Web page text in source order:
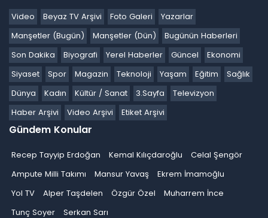
Video Beyaz TV Arşivi Foto Galeri
Yazarlar
Manşetler (Bugün)
Manşetler (Dün)
Bugünün Haberleri
Son Dakika
Biyografi Yerel Haberler Güncel
Ekonomi
Siyaset
Spor Magazin Teknoloji Yaşam Eğitim
Sağlık
Dünya
Kadın Kültür / Sanat 3.Sayfa
Televizyon
Haber Arşivi
Video Arşivi Etiket Arşivi
Gündem Konular
Recep Tayyip Erdoğan Kemal Kılıçdaroğlu
Celal Şengör
Ampute Milli Takımı
Mansur Yavaş
Ekrem İmamoğlu
Yol TV
Alper Taşdelen Özgür Özel
Muharrem İnce
Tunç Soyer
Serkan Sarı